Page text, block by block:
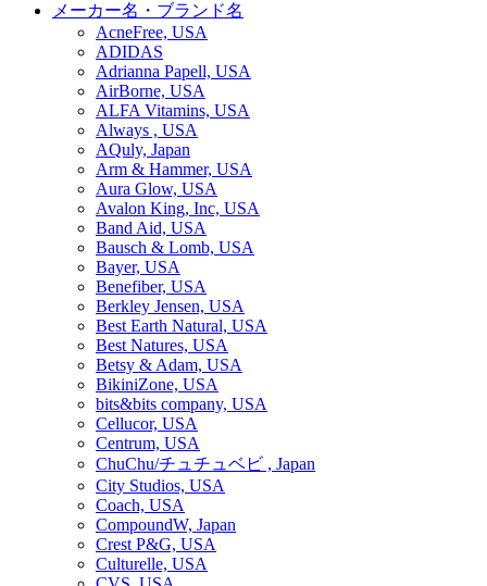
メーカー名・ブランド名
AcneFree, USA
ADIDAS
Adrianna Papell, USA
AirBorne, USA
ALFA Vitamins, USA
Always , USA
AQuly, Japan
Arm & Hammer, USA
Aura Glow, USA
Avalon King, Inc, USA
Band Aid, USA
Bausch & Lomb, USA
Bayer, USA
Benefiber, USA
Berkley Jensen, USA
Best Earth Natural, USA
Best Natures, USA
Betsy & Adam, USA
BikiniZone, USA
bits&bits company, USA
Cellucor, USA
Centrum, USA
ChuChu/チュチュベビ , Japan
City Studios, USA
Coach, USA
CompoundW, Japan
Crest P&G, USA
Culturelle, USA